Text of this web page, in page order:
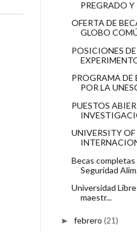
PREGRADO
OFERTA DE
GLOBO
POSICIONES
PROGRAMA DE
POR LA
PUESTOS
UNIVERSITY OF
Becas
Seguridad
Universidad
maestr...
► febrero (21)